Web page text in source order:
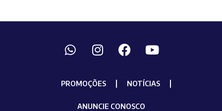
PROMOÇÕES NOTÍCIAS
ANUNCIE CONOSCO